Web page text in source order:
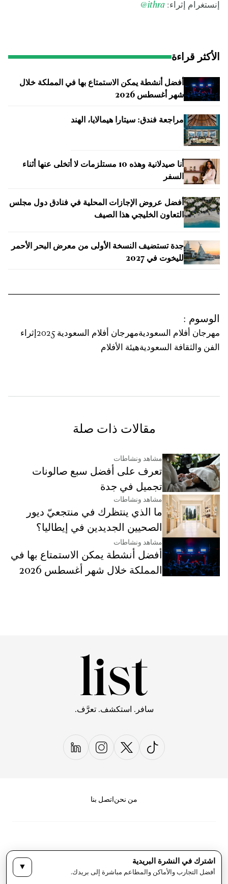
إنستغرام إثراء: ithra
@
الأكثر قراءة
أفضل أنشطة يمكن الاستمتاع بها في المملكة خلال
شهر أغسطس 2026
مراجعة فندق: سيتارا هيمالايا، الهند
أنا صيدلانية وهذه 10 مستلزمات لا أتخلى عنها أثناء
السفر
أفضل عروض الإجازات المحلية في فنادق دول مجلس
التعاون الخليجي هذا الصيف
جدة تستضيف النسخة الأولى من معرض البحر الأحمر
لليخوت في 2027
الوسوم :
مهرجان أفلام السعوديةمهرجان أفلام السعودية 2025
إثراء
الفن والثقافة السعوديةهيئة الأفلام
مقالات ذات صلة
مشاهد ونشاطات
تعرف على أفضل سبع صالونات
تجميل في جدة
مشاهد ونشاطات
ما الذي ينتظرك في منتجعيّ ديور
الصحيين الجديدين في إيطاليا؟
مشاهد ونشاطات
أفضل أنشطة يمكن الاستمتاع بها في
المملكة خلال شهر أغسطس 2026
سافر. استكشف. تعرَّف.
من نحن اتصل بنا
سياسة الخصوصية
الأحكام والشروط
حقوق النشر لمجلة LIST كل الحقوق محفوظة
اشترك في النشرة البريدية
أفضل التجارب والأماكن والمطاعم مباشرة إلى بريدك.
▼